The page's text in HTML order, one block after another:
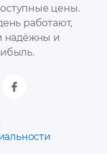
цены.
работают,
надёжны и